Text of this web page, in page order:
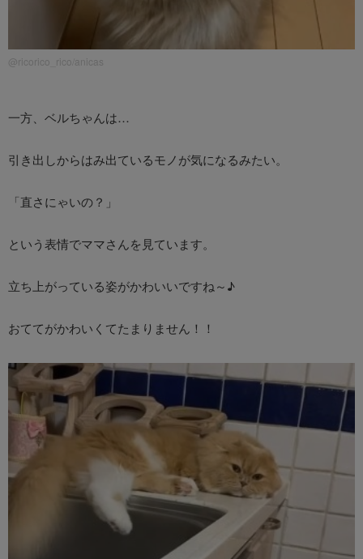
@ricorico_rico/anicas
一方、ベルちゃんは…
引き出しからはみ出ているモノが気になるみたい。
「直さにゃいの？」
という表情でママさんを見ています。
立ち上がっている姿がかわいいですね～♪
おててがかわいくてたまりません！！